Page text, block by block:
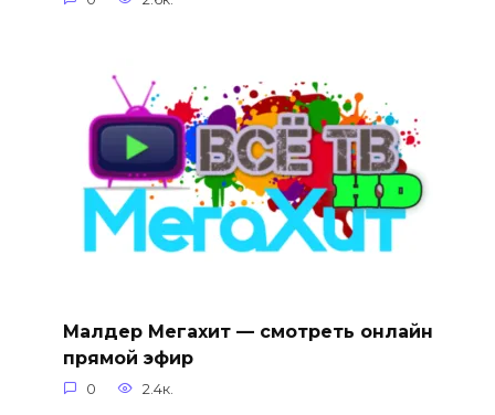
Малдер Мегахит — смотреть онлайн
прямой эфир
0 2.4к.